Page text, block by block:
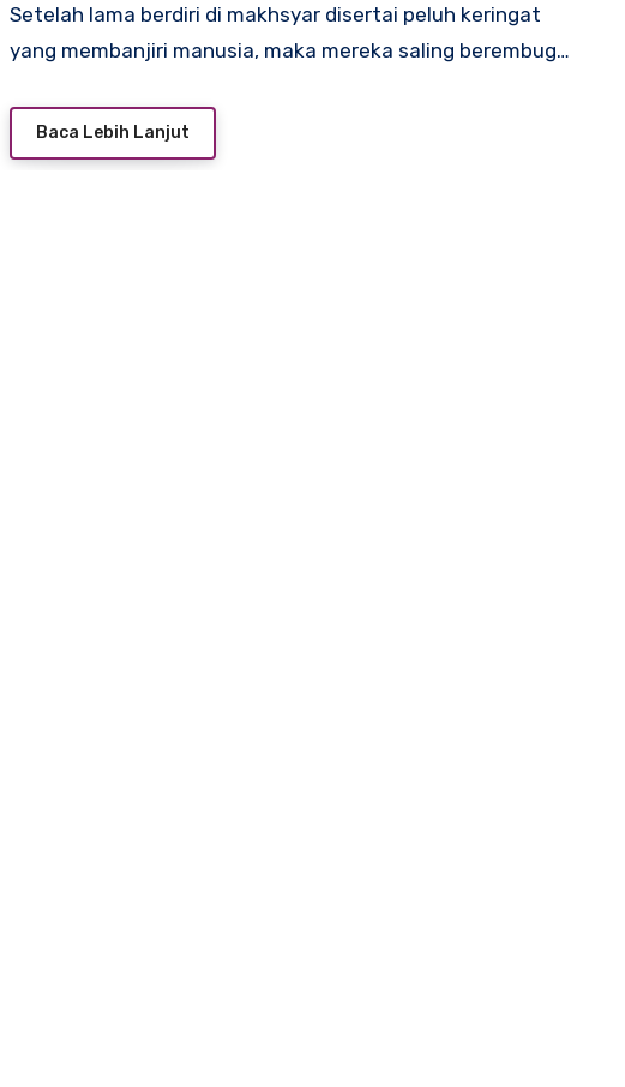
Setelah lama berdiri di makhsyar disertai peluh keringat
yang membanjiri manusia, maka mereka saling berembug…
Baca Lebih Lanjut